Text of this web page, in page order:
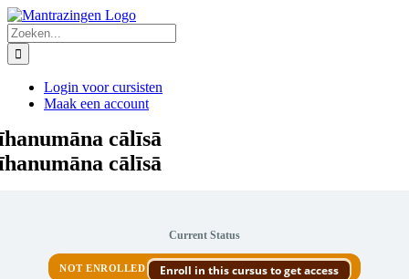
Ga
naar
inhoud
Zoeken
naar:
Login voor cursisten
Maak een account
cālīsā
cālīsā
Current Status
NOT ENROLLED Enroll in this cursus to get access